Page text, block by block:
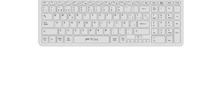
Create an account